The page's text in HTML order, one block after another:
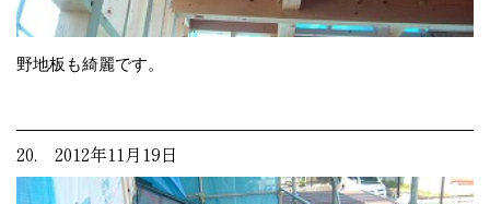
野地板も綺麗です。
20. 2012年11月19日